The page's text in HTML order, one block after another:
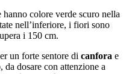
colore verde scuro nella
nell’inferiore, i fiori sono
i 150 cm.
un forte sentore di canfora e
dosare con attenzione a